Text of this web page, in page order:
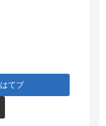
はてブ